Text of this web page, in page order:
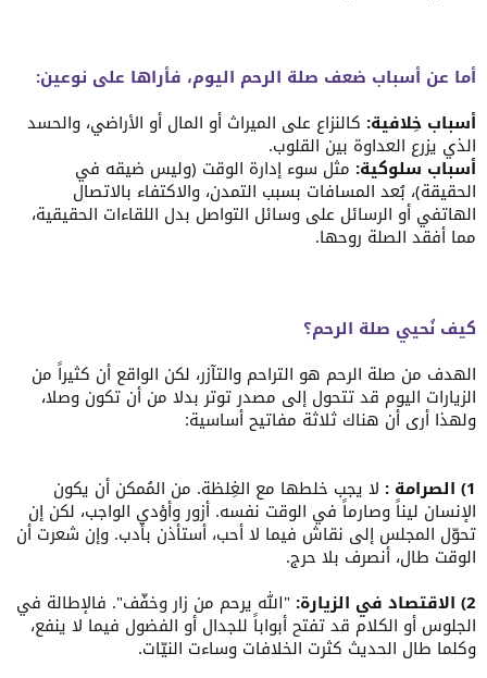
أما عن أسباب ضعف صلة الرحم اليوم، فأراها على نوعين:
أسباب خِلافية: كالنزاع على الميراث أو المال أو الأراضي، والحسد
الذي يزرع العداوة بين القلوب.
أسباب سلوكية: مثل سوء إدارة الوقت (وليس ضيقه في
الحقيقة)، بُعد المسافات بسبب التمدن، والاكتفاء بالاتصال
الهاتفي أو الرسائل على وسائل التواصل بدل اللقاءات الحقيقية،
مما أفقد الصلة روحها.
كيف نُحيي صلة الرحم؟
الهدف من صلة الرحم هو التراحم والتآزر، لكن الواقع أن كثيراً من
الزيارات اليوم قد تتحول إلى مصدر توتر بدلا من أن تكون وصلا،
ولهذا أرى أن هناك ثلاثة مفاتيح أساسية:
1) الصرامة : لا يجب خلطها مع الغِلظة. من المُمكن أن يكون
الإنسان ليناً وصارماً في الوقت نفسه. أزور وأؤدي الواجب، لكن إن
تحوّل المجلس إلى نقاش فيما لا أحب، أستأذن بأدب. وإن شعرت أن
الوقت طال، أنصرف بلا حرج.
2) الاقتصاد في الزيارة:
"الله يرحم من زار وخفّف". فالإطالة في
الجلوس أو الكلام قد تفتح أبواباً للجدال أو الفضول فيما لا ينفع،
وكلما طال الحديث كثرت الخلافات وساءت النيّات.